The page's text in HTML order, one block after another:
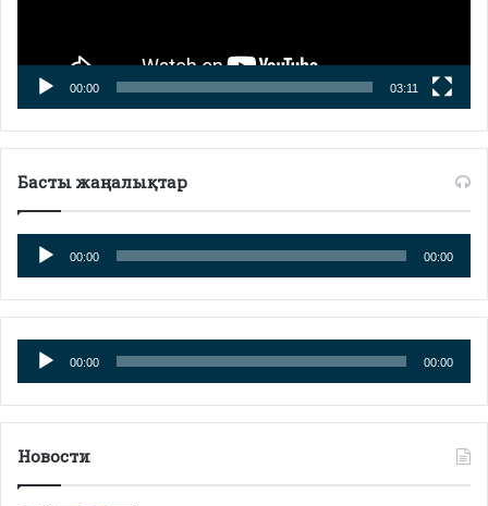
00:00 03:11
Басты жаңалықтар
Аудиоплеер
00:00 00:00
Аудиоплеер
00:00 00:00
Новости